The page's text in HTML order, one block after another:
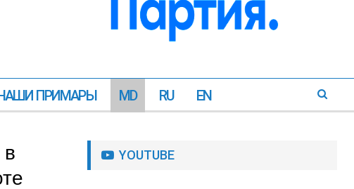
ПРИМАРЫ MD RU EN
в
YOUTUBE